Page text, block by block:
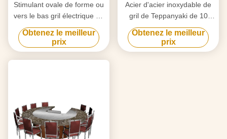
Stimulant ovale de forme ou
vers le bas gril électrique de
Teppanyaki d'appareils de
chauffage de tube
d'épuisement pour l'usage à
la maison
Obtenez le meilleur
prix
Acier d'acier inoxydable de
gril de Teppanyaki de 10
sièges et allié japonais de
chauffage
électromagnétique
Obtenez le meilleur
prix